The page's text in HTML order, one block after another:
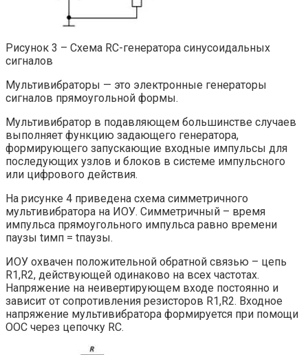
Рисунок 3 – Схема RC-генератора синусоидальных
сигналов
Мультивибраторы — это электронные генераторы
сигналов прямоугольной формы.
Мультивибратор в подавляющем большинстве случаев
выполняет функцию задающего генератора,
формирующего запускающие входные импульсы для
последующих узлов и блоков в системе импульсного
или цифрового действия.
На рисунке 4 приведена схема симметричного
мультивибратора на ИОУ. Симметричный – время
импульса прямоугольного импульса равно времени
паузы tимп = tпаузы.
ИОУ охвачен положительной обратной связью – цепь
R1,R2, действующей одинаково на всех частотах.
Напряжение на неивертирующем входе постоянно и
зависит от сопротивления резисторов R1,R2. Входное
напряжение мультивибратора формируется при помощи
ООС через цепочку RC.